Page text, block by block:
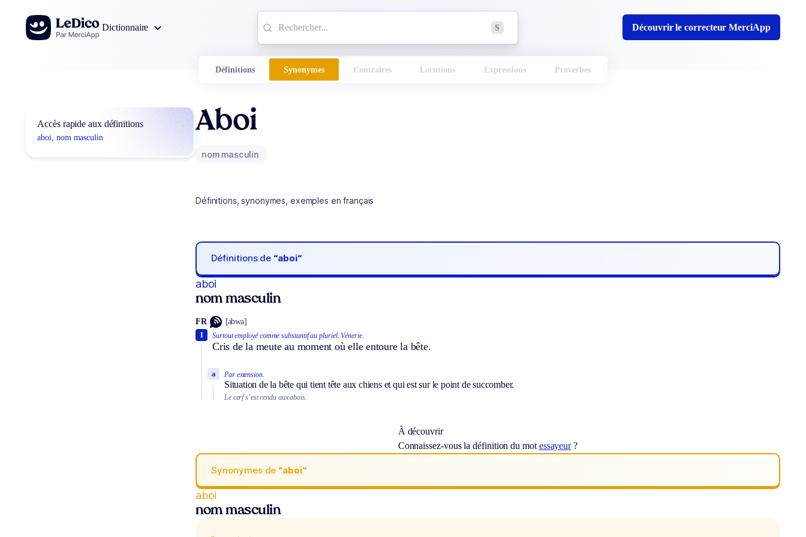
Aller au contenu
Dictionnaire
S Découvrir le correcteur MerciApp
Définitions Synonymes Contraires Locutions Expressions Proverbes
Accès rapide aux définitions
aboi, nom masculin
Aboi
nom masculin
Définitions, synonymes, exemples en français
Définitions de “aboi“
aboi
nom masculin
FR [abwa]
Surtout employé comme substantif au pluriel. Vénerie.
Cris de la meute au moment où elle entoure la bête.
1
Par extension.
Situation de la bête qui tient tête aux chiens et qui est sur le point de succomber.
a
Le cerf s’est rendu aux abois.
À découvrir
Connaissez-vous la définition du mot essayeur?
Synonymes de “aboi“
aboi
nom masculin